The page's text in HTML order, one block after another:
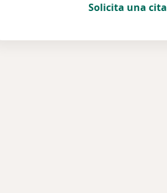
Solicita una cita